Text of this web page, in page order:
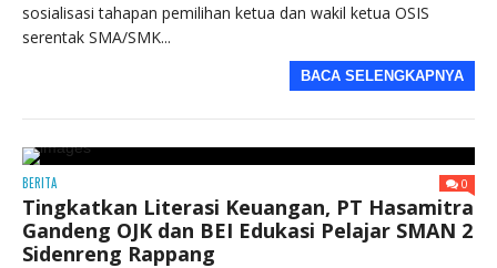
sosialisasi tahapan pemilihan ketua dan wakil ketua OSIS
serentak SMA/SMK...
BACA SELENGKAPNYA
BERITA 0
Tingkatkan Literasi Keuangan, PT Hasamitra
Gandeng OJK dan BEI Edukasi Pelajar SMAN 2
Sidenreng Rappang